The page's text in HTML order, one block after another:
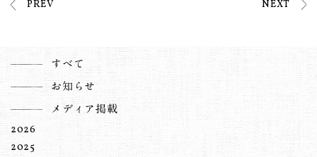
PREV NEXT
すべて
お知らせ
メディア掲載
2026
2025